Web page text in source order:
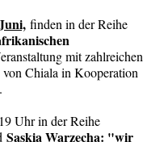
finden in der Reihe
mit zahlreichen
Chiala in Kooperation
Uhr in der Reihe
Saskia Warzecha: "wir